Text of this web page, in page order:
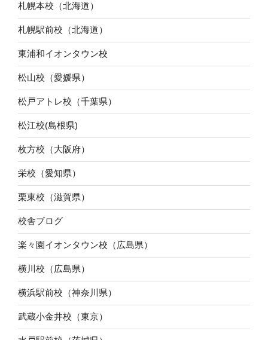
札幌本校（北海道）
札幌駅前校（北海道）
東浦和イオンタウン校
松山校（愛媛県）
松戸アトレ校（千葉県）
松江校(島根県)
枚方校（大阪府）
栄校（愛知県）
栗東校（滋賀県）
校舎ブログ
楽々園イオンタウン校（広島県）
横川校（広島県）
横浜駅前校（神奈川県）
武蔵小金井校（東京）